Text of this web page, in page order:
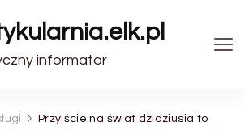
informator
Przyjście na świat dzidziusia to